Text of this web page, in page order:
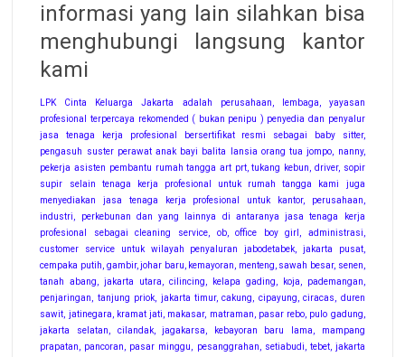
informasi yang lain silahkan bisa
menghubungi langsung kantor
kami
LPK Cinta Keluarga Jakarta adalah perusahaan, lembaga, yayasan
profesional terpercaya rekomended ( bukan penipu ) penyedia dan penyalur
jasa tenaga kerja profesional bersertifikat resmi sebagai baby sitter,
pengasuh suster perawat anak bayi balita lansia orang tua jompo, nanny,
pekerja asisten pembantu rumah tangga art prt, tukang kebun, driver, sopir
supir selain tenaga kerja profesional untuk rumah tangga kami juga
menyediakan jasa tenaga kerja profesional untuk kantor, perusahaan,
industri, perkebunan dan yang lainnya di antaranya jasa tenaga kerja
profesional sebagai cleaning service, ob, office boy girl, administrasi,
customer service untuk wilayah penyaluran jabodetabek, jakarta pusat,
cempaka putih, gambir, johar baru, kemayoran, menteng, sawah besar, senen,
tanah abang, jakarta utara, cilincing, kelapa gading, koja, pademangan,
penjaringan, tanjung priok, jakarta timur, cakung, cipayung, ciracas, duren
sawit, jatinegara, kramat jati, makasar, matraman, pasar rebo, pulo gadung,
jakarta selatan, cilandak, jagakarsa, kebayoran baru lama, mampang
prapatan, pancoran, pasar minggu, pesanggrahan, setiabudi, tebet, jakarta